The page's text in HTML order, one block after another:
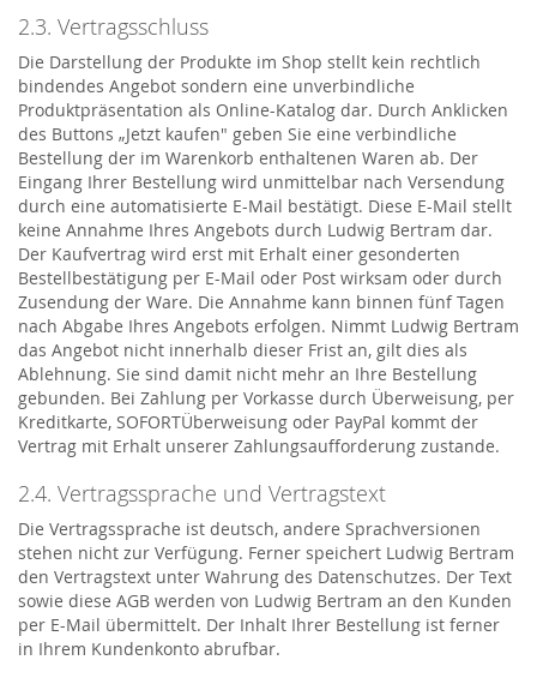
2.3. Vertragsschluss
Die Darstellung der Produkte im Shop stellt kein rechtlich
bindendes Angebot sondern eine unverbindliche
Produktpräsentation als Online-Katalog dar. Durch Anklicken
des Buttons „Jetzt kaufen" geben Sie eine verbindliche
Bestellung der im Warenkorb enthaltenen Waren ab. Der
Eingang Ihrer Bestellung wird unmittelbar nach Versendung
durch eine automatisierte E-Mail bestätigt. Diese E-Mail stellt
keine Annahme Ihres Angebots durch Ludwig Bertram dar.
Der Kaufvertrag wird erst mit Erhalt einer gesonderten
Bestellbestätigung per E-Mail oder Post wirksam oder durch
Zusendung der Ware. Die Annahme kann binnen fünf Tagen
nach Abgabe Ihres Angebots erfolgen. Nimmt Ludwig Bertram
das Angebot nicht innerhalb dieser Frist an, gilt dies als
Ablehnung. Sie sind damit nicht mehr an Ihre Bestellung
gebunden. Bei Zahlung per Vorkasse durch Überweisung, per
Kreditkarte, SOFORTÜberweisung oder PayPal kommt der
Vertrag mit Erhalt unserer Zahlungsaufforderung zustande.
2.4. Vertragssprache und Vertragstext
Die Vertragssprache ist deutsch, andere Sprachversionen
stehen nicht zur Verfügung. Ferner speichert Ludwig Bertram
den Vertragstext unter Wahrung des Datenschutzes. Der Text
sowie diese AGB werden von Ludwig Bertram an den Kunden
per E-Mail übermittelt. Der Inhalt Ihrer Bestellung ist ferner
in Ihrem Kundenkonto abrufbar.